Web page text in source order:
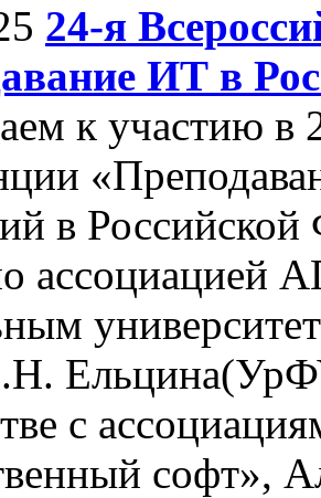
24-я
ИТ в
к участию в
в
ассоциацией
с
софт»,